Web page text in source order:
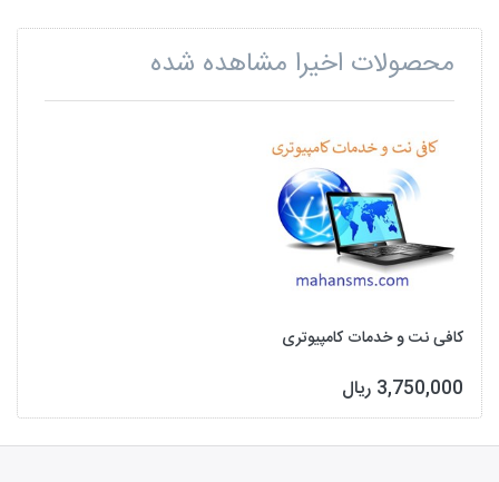
محصولات اخیرا مشاهده شده
کافی نت و خدمات کامپیوتری
3,750,000 ریال